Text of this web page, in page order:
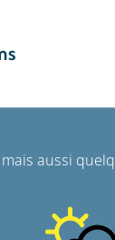
aussi